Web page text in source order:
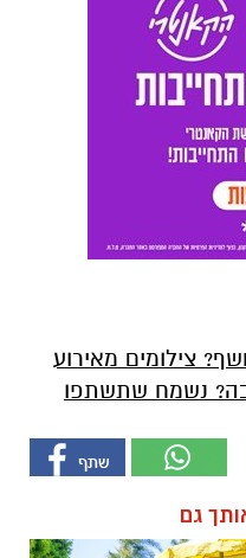
צילומים מאירוע
נשמח שתשתפו
גם